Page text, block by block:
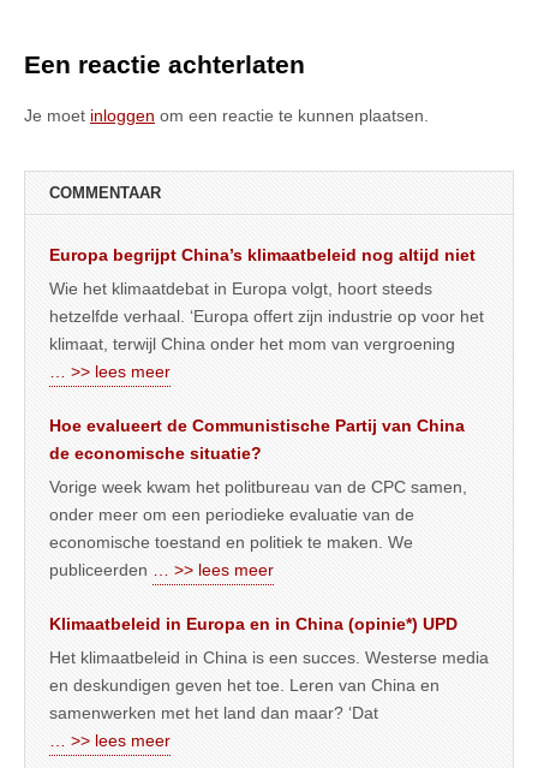
Een reactie achterlaten
Je moet inloggen om een reactie te kunnen plaatsen.
COMMENTAAR
Europa begrijpt China’s klimaatbeleid nog altijd niet
Wie het klimaatdebat in Europa volgt, hoort steeds
hetzelfde verhaal. ‘Europa offert zijn industrie op voor het
klimaat, terwijl China onder het mom van vergroening
… >> lees meer
Hoe evalueert de Communistische Partij van China
de economische situatie?
Vorige week kwam het politbureau van de CPC samen,
onder meer om een periodieke evaluatie van de
economische toestand en politiek te maken. We
publiceerden
… >> lees meer
Klimaatbeleid in Europa en in China (opinie*) UPD
Het klimaatbeleid in China is een succes. Westerse media
en deskundigen geven het toe. Leren van China en
samenwerken met het land dan maar? ‘Dat
… >> lees meer